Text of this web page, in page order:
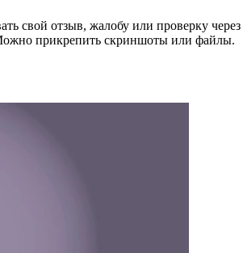
свой отзыв, жалобу или проверку через
прикрепить скриншоты или файлы.